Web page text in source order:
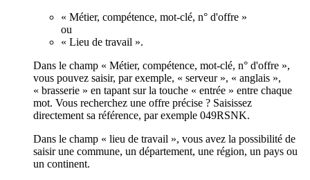
« Métier, compétence, mot-clé, n° d'offre »
ou
« Lieu de travail ».
Dans le champ « Métier, compétence, mot-clé, n° d'offre »,
vous pouvez saisir, par exemple, « serveur », « anglais »,
« brasserie » en tapant sur la touche « entrée » entre chaque
mot. Vous recherchez une offre précise ? Saisissez
directement sa référence, par exemple 049RSNK.
Dans le champ « lieu de travail », vous avez la possibilité de
saisir une commune, un département, une région, un pays ou
un continent.